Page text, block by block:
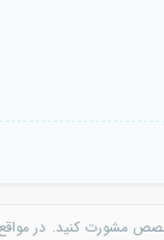
مشورت کنید. در